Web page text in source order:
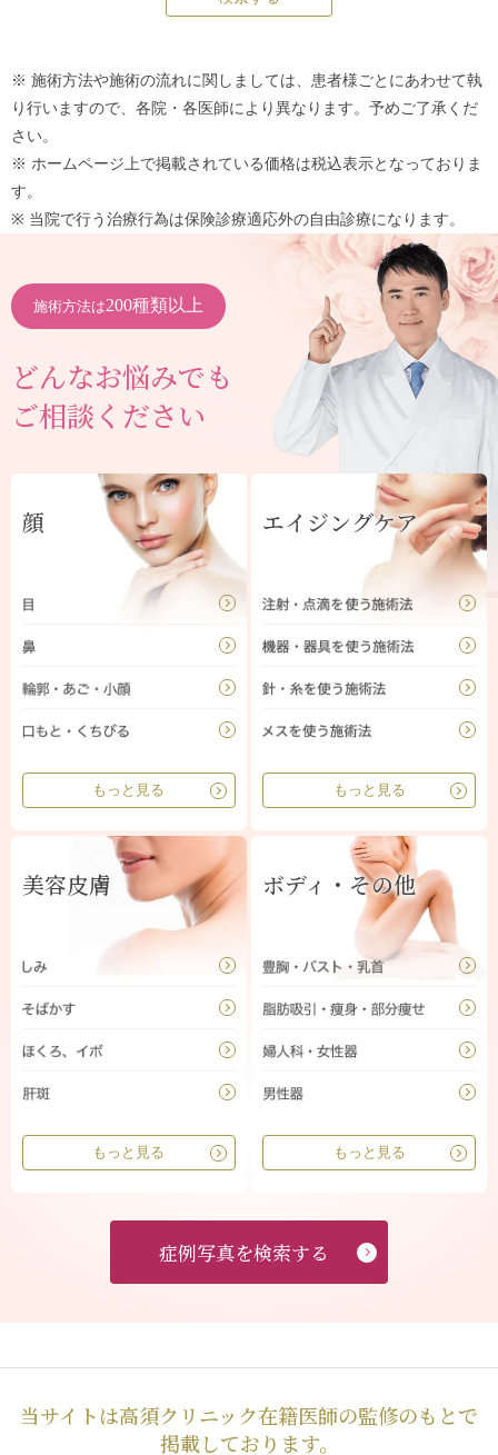
※ 施術方法や施術の流れに関しましては、患者様ごとにあわせて執
り行いますので、各院・各医師により異なります。予めご了承くだ
さい。
※ ホームページ上で掲載されている価格は税込表示となっておりま
す。
※ 当院で行う治療行為は保険診療適応外の自由診療になります。
施術方法は200種類以上
どんなお悩みでも
ご相談ください
顔
もっと見る
エイジングケア
もっと見る
美容皮膚
もっと見る
ボディ・その他
もっと見る
症例写真を検索する
当サイトは高須クリニック在籍医師の監修のもとで
掲載しております。